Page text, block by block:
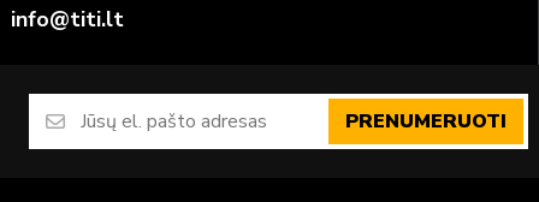
info@titi.lt
PRENUMERUOTI